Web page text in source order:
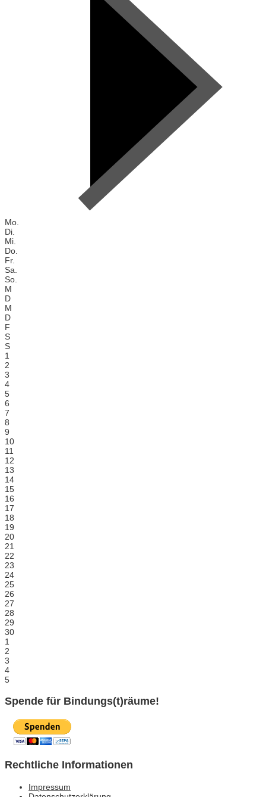
Mo.
Di.
Mi.
Do.
Fr.
Sa.
So.
M
D
M
D
F
S
S
1
2
3
4
5
6
7
8
9
10
11
12
13
14
15
16
17
18
19
20
21
22
23
24
25
26
27
28
29
30
1
2
3
4
5
Spende für Bindungs(t)räume!
Rechtliche Informationen
Impressum